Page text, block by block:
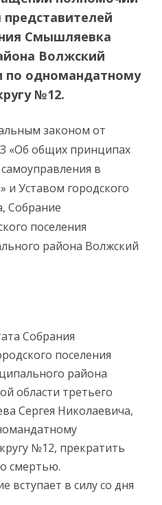
Смышляевка
Волжский
по одномандатному
№12.
законом от
«Об общих принципах
в
и Уставом городского
Собрание
поселения
района Волжский
Собрания
поселения
района
области третьего
Сергея Николаевича,
№12, прекратить
смертью.
вступает в силу со дня